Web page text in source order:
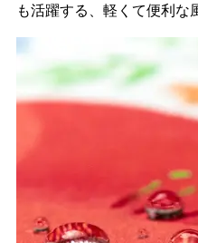
も活躍する、軽くて便利な